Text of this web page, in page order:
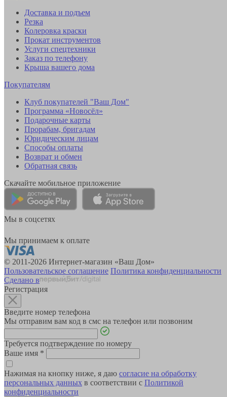
Доставка и подъем
Резка
Колеровка краски
Прокат инструментов
Услуги спецтехники
Заказ по телефону
Крыша вашего дома
Покупателям
Клуб покупателей "Ваш Дом"
Программа «Новосёл»
Подарочные карты
Прорабам, бригадам
Юридическим лицам
Способы оплаты
Возврат и обмен
Обратная связь
Скачайте мобильное приложение
Мы в соцсетях
Мы принимаем к оплате
© 2011-2026 Интернет-магазин «Ваш Дом»
Пользовательское соглашение Политика конфиденциальности
Сделано в
Регистрация
Введите номер телефона
Мы отправим вам код в смс на телефон или позвоним
Требуется подтверждение по номеру
Ваше имя *
Нажимая на кнопку ниже, я даю согласие на обработку
персональных данных в соответствии с Политикой
конфиденциальности